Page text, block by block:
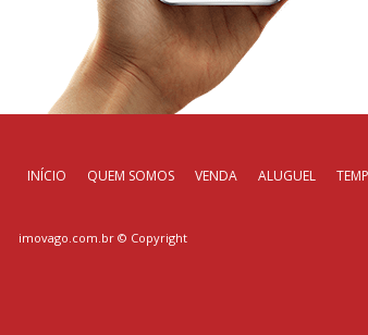
INÍCIO QUEM SOMOS VENDA ALUGUEL
imovago.com.br © Copyright